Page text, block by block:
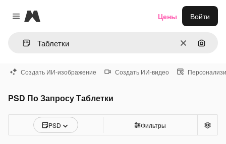
Close menu
Magnific
ОчиститьПоиск
Цены Войти
Создать ИИ-изображение Создать ИИ-видео
PSD По Запросу Таблетки
PSD Фильтры